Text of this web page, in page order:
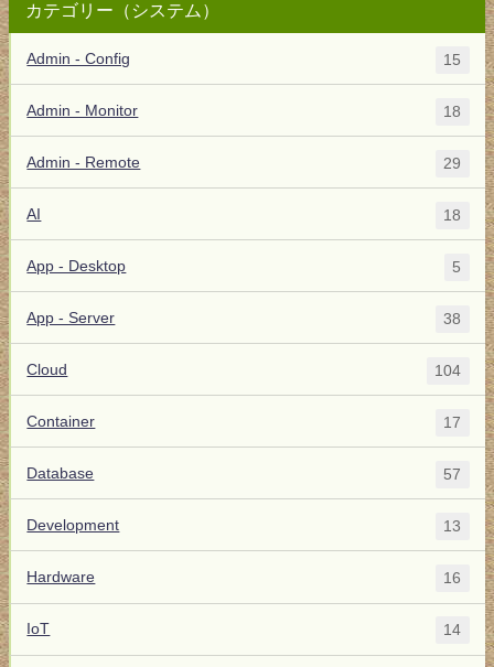
カテゴリー（システム）
Admin - Config 15
Admin - Monitor 18
Admin - Remote 29
AI 18
App - Desktop 5
App - Server 38
Cloud 104
Container 17
Database 57
Development 13
Hardware 16
IoT 14